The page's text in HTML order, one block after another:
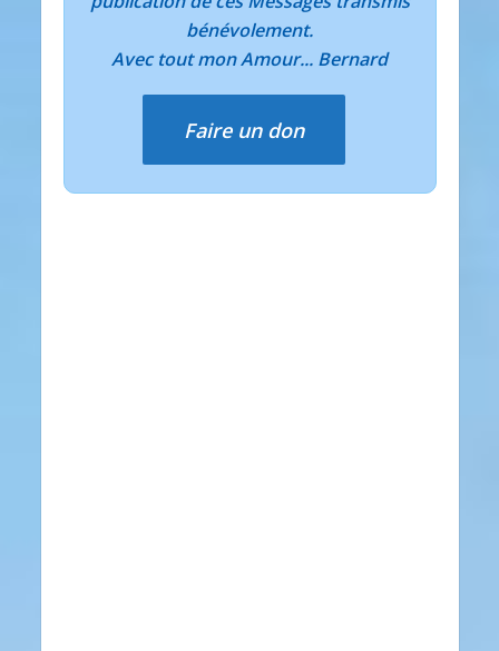
bénévolement.
Avec tout mon Amour... Bernard
Faire un don